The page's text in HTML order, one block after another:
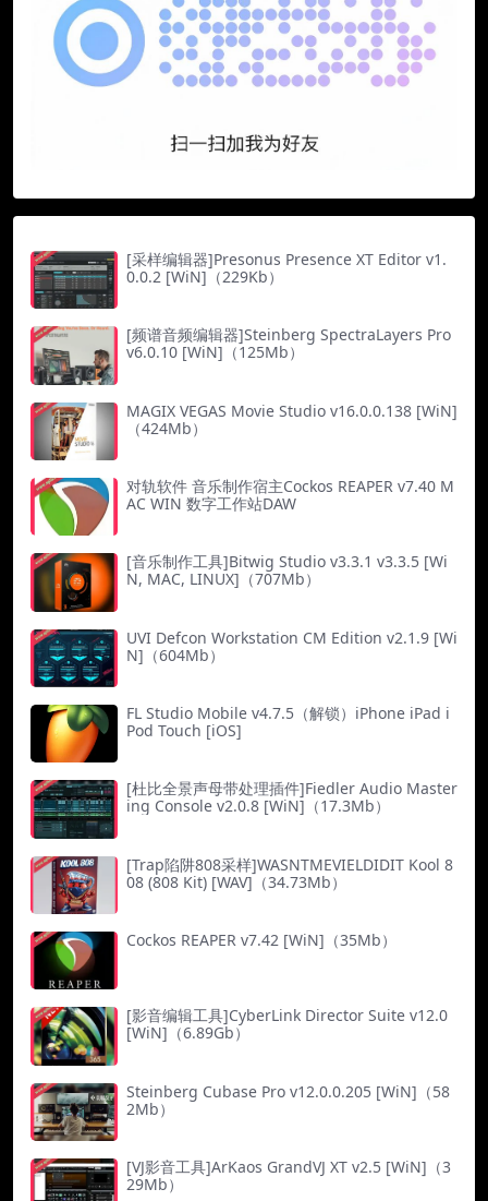
[采样编辑器]Presonus Presence XT Editor v1.
0.0.2 [WiN]（229Kb）
[频谱音频编辑器]Steinberg SpectraLayers Pro
v6.0.10 [WiN]（125Mb）
MAGIX VEGAS Movie Studio v16.0.0.138 [WiN]
（424Mb）
对轨软件 音乐制作宿主Cockos REAPER v7.40 M
AC WIN 数字工作站DAW
[音乐制作工具]Bitwig Studio v3.3.1 v3.3.5 [Wi
N, MAC, LINUX]（707Mb）
UVI Defcon Workstation CM Edition v2.1.9 [Wi
N]（604Mb）
FL Studio Mobile v4.7.5（解锁）iPhone iPad i
Pod Touch [iOS]
[杜比全景声母带处理插件]Fiedler Audio Master
ing Console v2.0.8 [WiN]（17.3Mb）
[Trap陷阱808采样]WASNTMEVIELDIDIT Kool 8
08 (808 Kit) [WAV]（34.73Mb）
Cockos REAPER v7.42 [WiN]（35Mb）
[影音编辑工具]CyberLink Director Suite v12.0
[WiN]（6.89Gb）
Steinberg Cubase Pro v12.0.0.205 [WiN]（58
2Mb）
[VJ影音工具]ArKaos GrandVJ XT v2.5 [WiN]（3
29Mb）